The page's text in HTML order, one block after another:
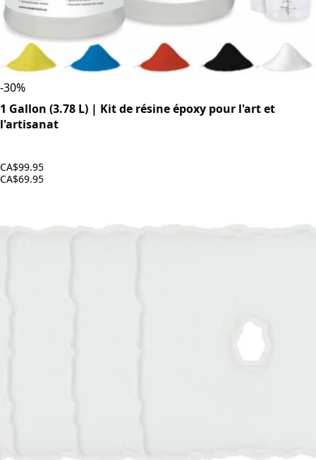
-30%
1 Gallon (3.78 L) | Kit de résine époxy pour l'art et
l'artisanat
CA$99.95
CA$69.95